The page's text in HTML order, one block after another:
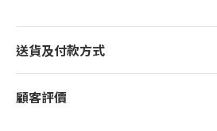
送貨及付款方式
顧客評價